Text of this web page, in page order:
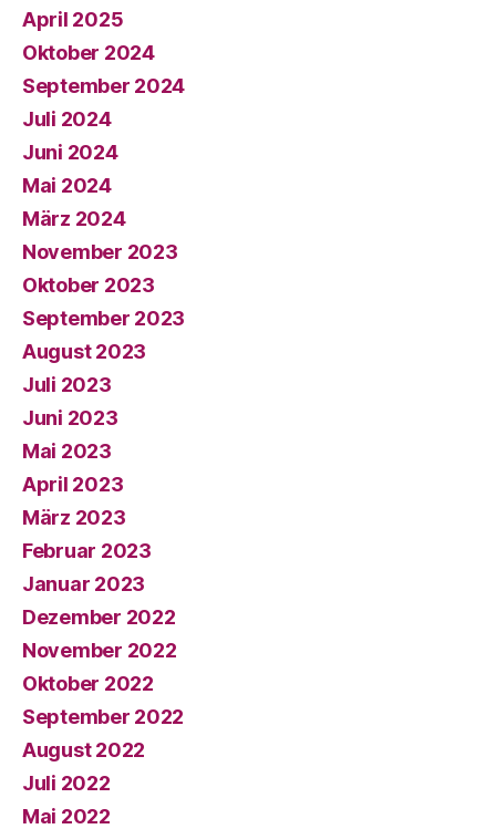
April 2025
Oktober 2024
September 2024
Juli 2024
Juni 2024
Mai 2024
März 2024
November 2023
Oktober 2023
September 2023
August 2023
Juli 2023
Juni 2023
Mai 2023
April 2023
März 2023
Februar 2023
Januar 2023
Dezember 2022
November 2022
Oktober 2022
September 2022
August 2022
Juli 2022
Mai 2022